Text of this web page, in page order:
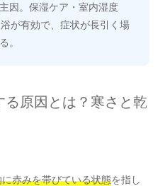
因。保湿ケア・室内湿度
が有効で、症状が長引く場
。
原因とは？寒さと乾
赤みを帯びている状態を指し